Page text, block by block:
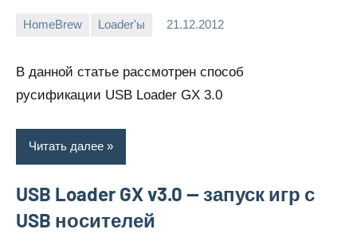
HomeBrew Loader'ы 21.12.2012
В данной статье рассмотрен способ
русификации USB Loader GX 3.0
Читать далее
USB Loader GX v3.0 — запуск игр с
USB носителей